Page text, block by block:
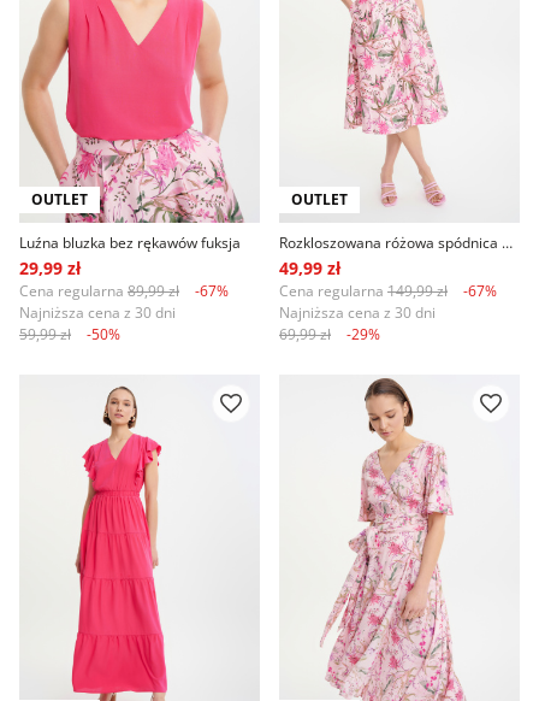
OUTLET
Luźna bluzka bez rękawów fuksja
29,99 zł
Cena regularna 89,99 zł
-67%
Najniższa cena z 30 dni
59,99 zł
-50%
OUTLET
Rozkloszowana różowa spódnica w kwiaty
49,99 zł
Cena regularna 149,99 zł
-67%
Najniższa cena z 30 dni
69,99 zł
-29%